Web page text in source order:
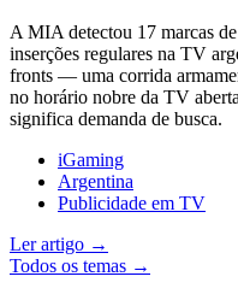
A MIA detectou 17 marcas
inserções regulares na TV
fronts — uma corrida
no horário nobre da TV
significa demanda de busca.
iGaming
Argentina
Publicidade em TV
Ler artigo →
Todos os temas →